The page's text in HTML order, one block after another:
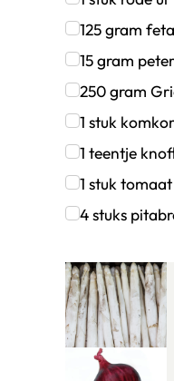
Klik om dit
125gram feta
Klik om dit
15gram
Klik om dit
250gram
Klik om dit
1 stuk
Klik om dit
1 teentje
Klik om dit
1 stuktomaat
Klik om dit
4stuks
Lees meer over
Lees meer over